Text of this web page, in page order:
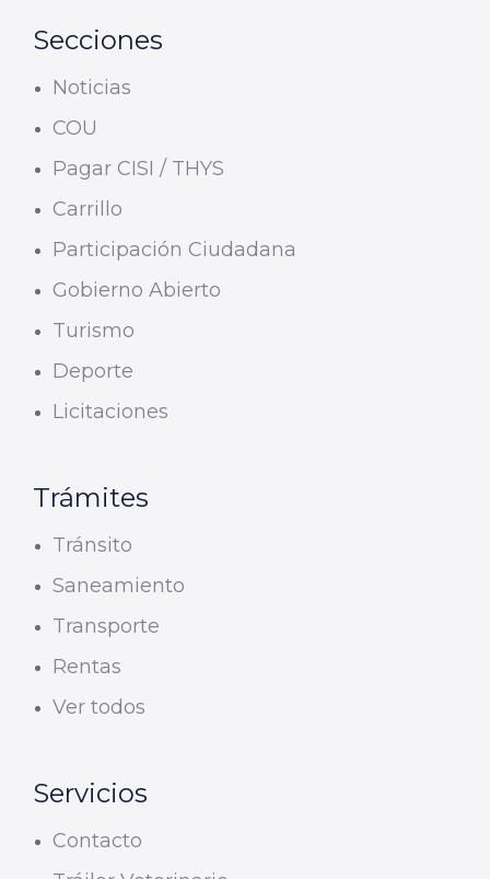
Secciones
Noticias
COU
Pagar CISI / THYS
Carrillo
Participación Ciudadana
Gobierno Abierto
Turismo
Deporte
Licitaciones
Trámites
Tránsito
Saneamiento
Transporte
Rentas
Ver todos
Servicios
Contacto